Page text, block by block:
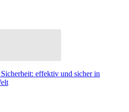
effektiv und sicher in